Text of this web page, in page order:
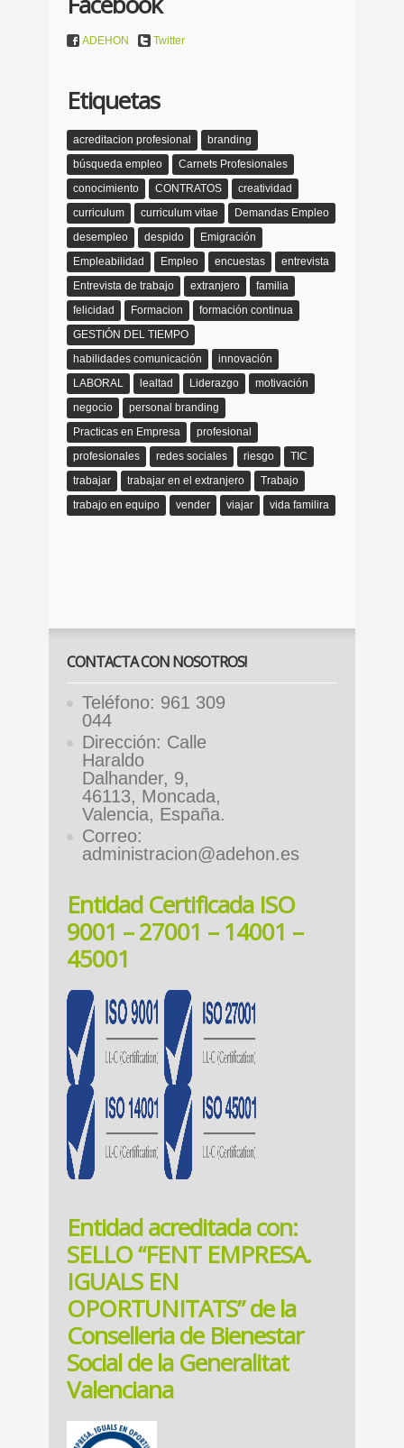
ADEHON Twitter
Etiquetas
acreditacion profesional
branding
búsqueda empleo
Carnets Profesionales
conocimiento
CONTRATOS
creatividad
curriculum
curriculum vitae
Demandas Empleo
desempleo
despido
Emigración
Empleabilidad
Empleo encuestas
entrevista
Entrevista de trabajo
extranjero
familia
felicidad
Formacion
formación continua
GESTIÓN DEL TIEMPO
habilidades comunicación
innovación
LABORAL
lealtad Liderazgo
motivación
negocio
personal branding
Practicas en Empresa
profesional
profesionales
redes sociales riesgo
TIC
trabajar
trabajar en el extranjero
Trabajo
trabajo en equipo
vender viajar vida familira
CONTACTA CON NOSOTROS!
Teléfono: 961 309
044
Dirección: Calle
Haraldo
Dalhander, 9,
46113, Moncada,
Valencia, España.
Correo:
administracion@adehon.es
Entidad Certificada ISO
9001 – 27001 – 14001 –
45001
Entidad acreditada con:
SELLO “FENT EMPRESA.
IGUALS EN
OPORTUNITATS” de la
Conselleria de Bienestar
Social de la Generalitat
Valenciana